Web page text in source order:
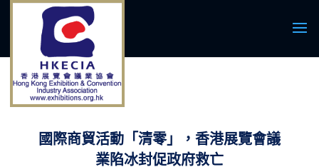
國際商貿活動「清零」，香港展覽會議
業陷冰封促政府救亡